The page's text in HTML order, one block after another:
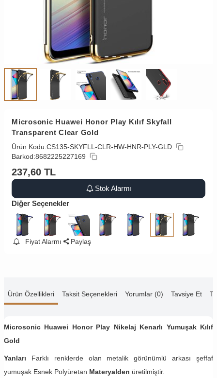
Microsonic Huawei Honor Play Kılıf Skyfall
Transparent Clear Gold
Ürün Kodu:CS135-SKYFLL-CLR-HW-HNR-PLY-GLD
Barkod:8682225227169
237,60 TL
Stok Alarmı
Diğer Seçenekler
Fiyat Alarmı Paylaş
Ürün Özellikleri Taksit Seçenekleri Yorumlar (0) Tavsiye Et
Microsonic Huawei Honor Play Nikelaj Kenarlı Yumuşak Kılıf
Gold
Yanları Farklı renklerde olan metalik görünümlü arkası şeffaf
yumuşak Esnek Polyüretan Materyalden üretilmiştir.